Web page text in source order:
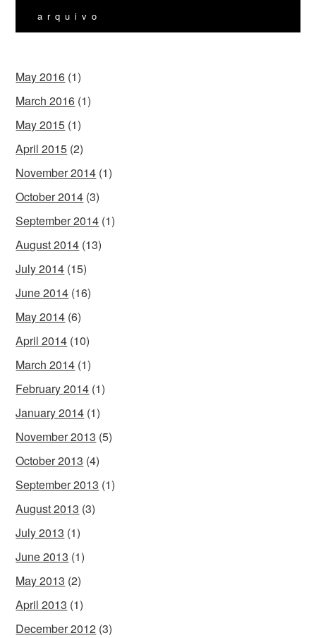
arquivo
May 2016 (1)
March 2016 (1)
May 2015 (1)
April 2015 (2)
November 2014 (1)
October 2014 (3)
September 2014 (1)
August 2014 (13)
July 2014 (15)
June 2014 (16)
May 2014 (6)
April 2014 (10)
March 2014 (1)
February 2014 (1)
January 2014 (1)
November 2013 (5)
October 2013 (4)
September 2013 (1)
August 2013 (3)
July 2013 (1)
June 2013 (1)
May 2013 (2)
April 2013 (1)
December 2012 (3)